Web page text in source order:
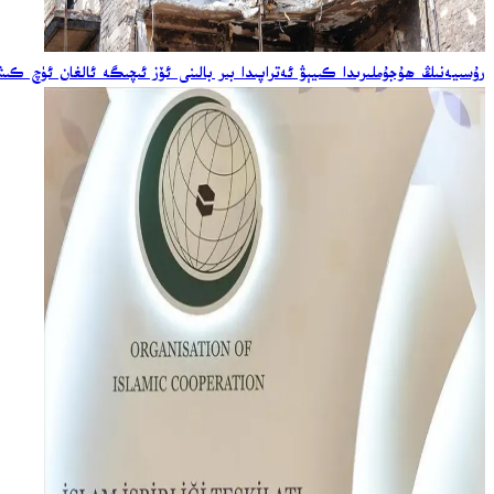
رۇسىيەنىڭ ھۇجۇملىرىدا كىيېۋ ئەتراپىدا بىر بالىنى ئۆز ئىچىگە ئالغان ئۈچ